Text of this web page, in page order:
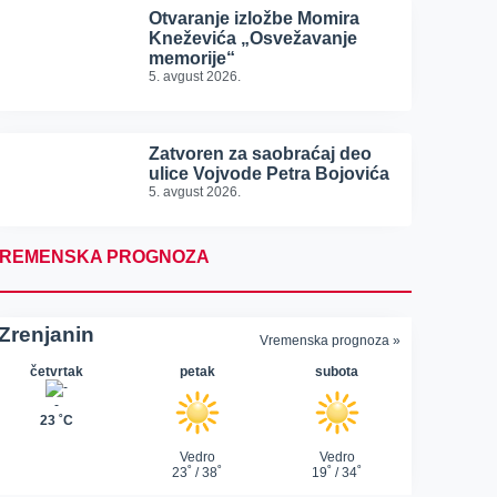
Otvaranje izložbe Momira
Kneževića „Osvežavanje
memorije“
5. avgust 2026.
Zatvoren za saobraćaj deo
ulice Vojvode Petra Bojovića
5. avgust 2026.
PROGNOZA